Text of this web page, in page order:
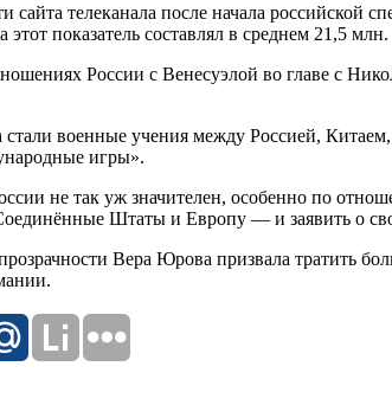
сайта телеканала после начала
показатель составлял в среднем 21,5 млн.
России с Венесуэлой во главе с
стали военные учения между Россией,
игры».
не так уж значителен, особенно по
Штаты и Европу — и заявить о
Вера Юрова призвала тратить